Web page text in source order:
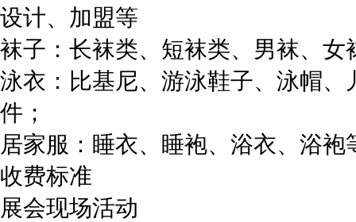
设计、加盟等
袜子：长袜类、短袜类、男袜、
泳衣：比基尼、游泳鞋子、泳帽
件；
居家服：睡衣、睡袍、浴衣、浴袍
收费标准
展会现场活动